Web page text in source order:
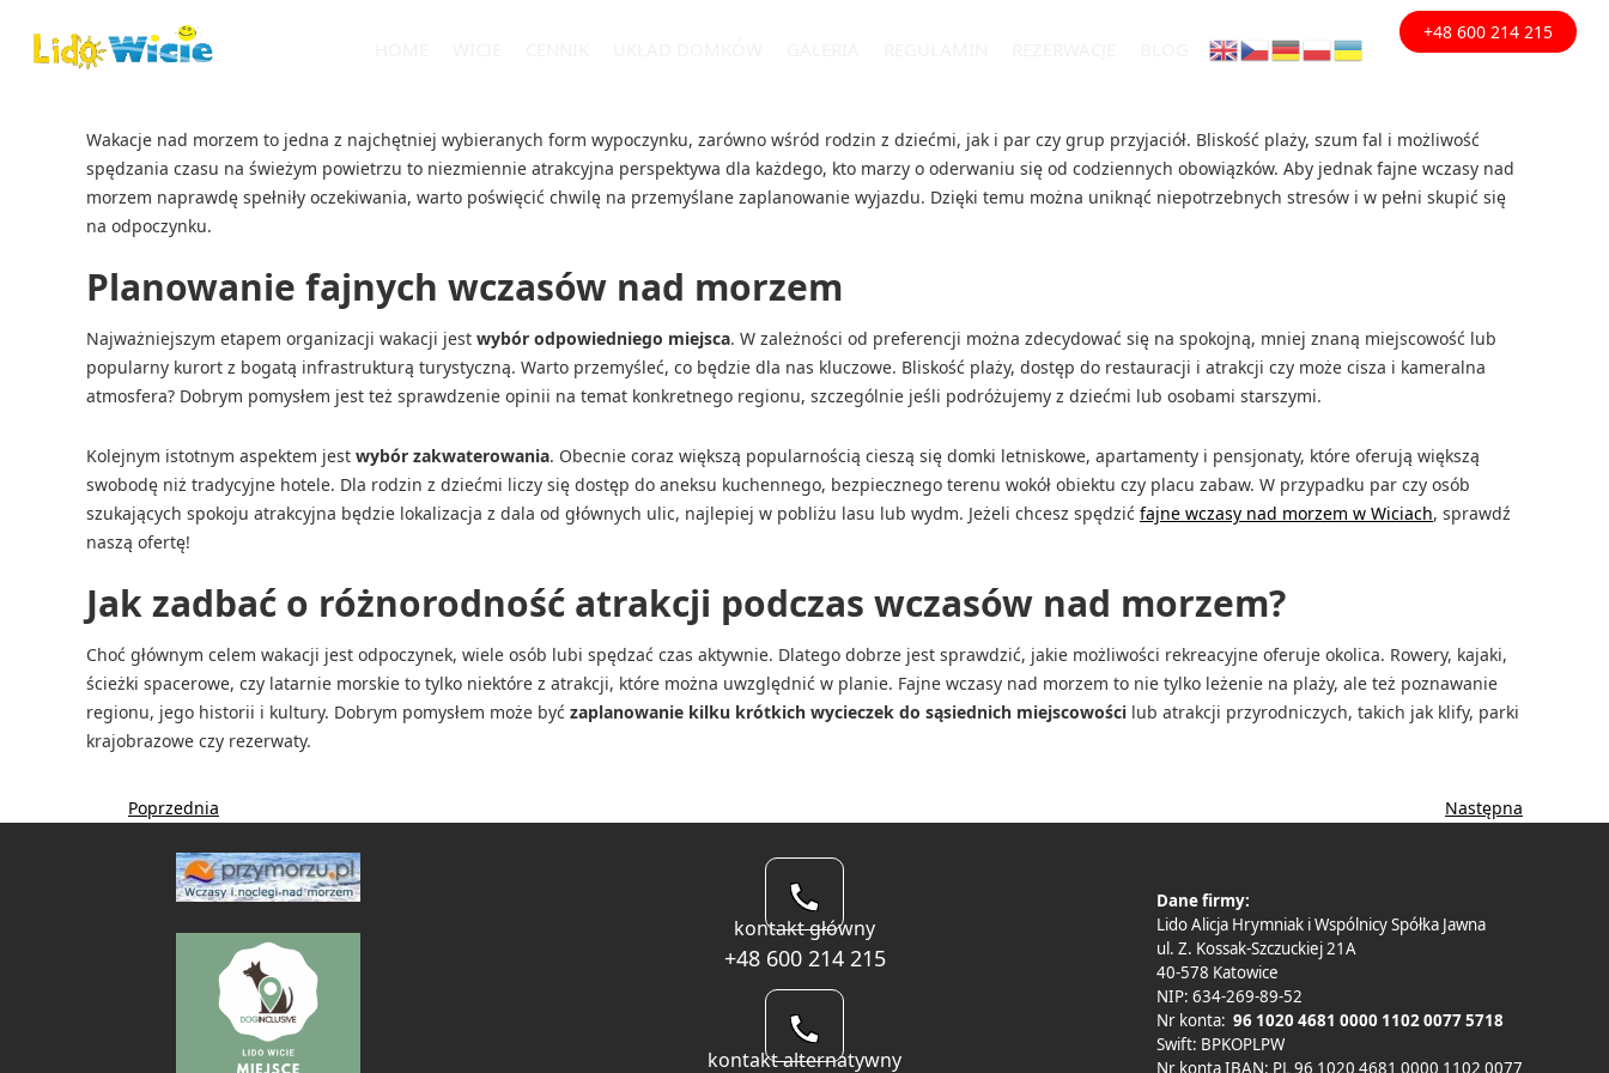
+48 600 214 215
Wakacje nad morzem to jedna z najchętniej wybieranych form wypoczynku, zarówno wśród rodzin z dziećmi, jak i par czy grup przyjaciół. Bliskość plaży, szum fal i możliwość
spędzania czasu na świeżym powietrzu to niezmiennie atrakcyjna perspektywa dla każdego, kto marzy o oderwaniu się od codziennych obowiązków. Aby jednak fajne wczasy nad
morzem naprawdę spełniły oczekiwania, warto poświęcić chwilę na przemyślane zaplanowanie wyjazdu. Dzięki temu można uniknąć niepotrzebnych stresów i w pełni skupić się
na odpoczynku.
Planowanie fajnych wczasów nad morzem
Najważniejszym etapem organizacji wakacji jest wybór odpowiedniego miejsca. W zależności od preferencji można zdecydować się na spokojną, mniej znaną miejscowość lub
popularny kurort z bogatą infrastrukturą turystyczną. Warto przemyśleć, co będzie dla nas kluczowe. Bliskość plaży, dostęp do restauracji i atrakcji czy może cisza i kameralna
atmosfera? Dobrym pomysłem jest też sprawdzenie opinii na temat konkretnego regionu, szczególnie jeśli podróżujemy z dziećmi lub osobami starszymi.
Kolejnym istotnym aspektem jest wybór zakwaterowania. Obecnie coraz większą popularnością cieszą się domki letniskowe, apartamenty i pensjonaty, które oferują większą
swobodę niż tradycyjne hotele. Dla rodzin z dziećmi liczy się dostęp do aneksu kuchennego, bezpiecznego terenu wokół obiektu czy placu zabaw. W przypadku par czy osób
szukających spokoju atrakcyjna będzie lokalizacja z dala od głównych ulic, najlepiej w pobliżu lasu lub wydm. Jeżeli chcesz spędzić fajne wczasy nad morzem w Wiciach, sprawdź
naszą ofertę!
Jak zadbać o różnorodność atrakcji podczas wczasów nad morzem?
Choć głównym celem wakacji jest odpoczynek, wiele osób lubi spędzać czas aktywnie. Dlatego dobrze jest sprawdzić, jakie możliwości rekreacyjne oferuje okolica. Rowery, kajaki,
ścieżki spacerowe, czy latarnie morskie to tylko niektóre z atrakcji, które można uwzględnić w planie. Fajne wczasy nad morzem to nie tylko leżenie na plaży, ale też poznawanie
regionu, jego historii i kultury. Dobrym pomysłem może być zaplanowanie kilku krótkich wycieczek do sąsiednich miejscowości lub atrakcji przyrodniczych, takich jak klify, parki
krajobrazowe czy rezerwaty.
Poprzednia Następna
kontakt główny
+48 600 214 215
kontakt alternatywny
Dane firmy:
Lido Alicja Hrymniak i Wspólnicy Spółka Jawna
ul. Z. Kossak-Szczuckiej 21A
40-578 Katowice
NIP: 634-269-89-52
Nr konta: 96 1020 4681 0000 1102 0077 5718
Swift: BPKOPLPW
Nr konta IBAN: PL 96 1020 4681 0000 1102 0077